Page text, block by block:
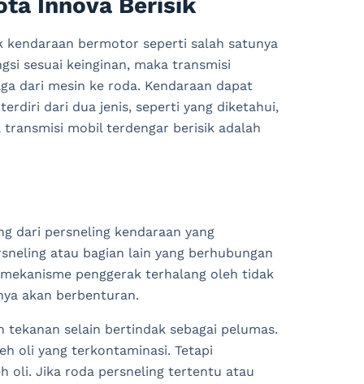
bermotor seperti salah satunya
sesuai keinginan, maka transmisi
dari mesin ke roda. Kendaraan dapat
dari dua jenis, seperti yang diketahui,
mobil terdengar berisik adalah
dari persneling kendaraan yang
atau bagian lain yang berhubungan
penggerak terhalang oleh tidak
akan berbenturan.
selain bertindak sebagai pelumas.
oli yang terkontaminasi. Tetapi
oli. Jika roda persneling tertentu atau